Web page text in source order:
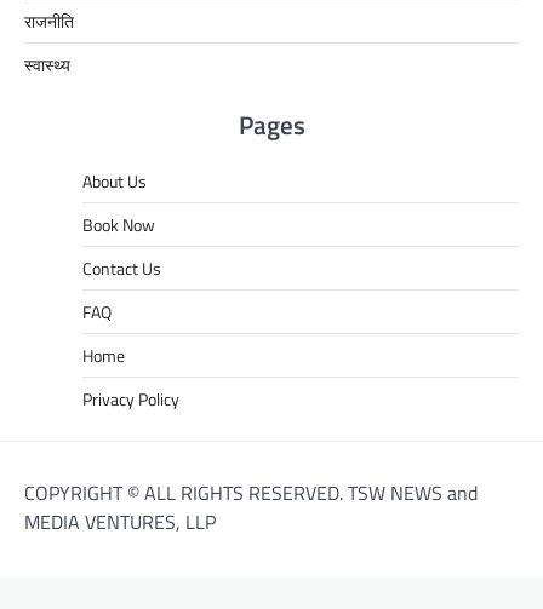
राजनीति
स्वास्थ्य
Pages
About Us
Book Now
Contact Us
FAQ
Home
Privacy Policy
COPYRIGHT © ALL RIGHTS RESERVED. TSW NEWS and
MEDIA VENTURES, LLP